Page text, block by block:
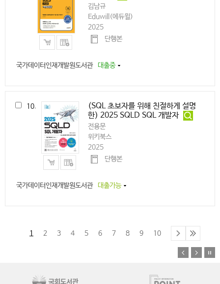
김남규
Eduwill(에듀윌)
2025
단행본
국가데이터인재개발원도서관 대출중
10.
(SQL 초보자를 위해 친절하게 설명
한) 2025 SQLD SQL 개발자
전용문
위키북스
2025
단행본
국가데이터인재개발원도서관 대출가능
1 2 3 4 5 6 7 8 9 10